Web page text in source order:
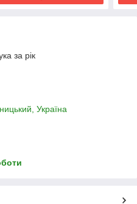
за рік
Україна